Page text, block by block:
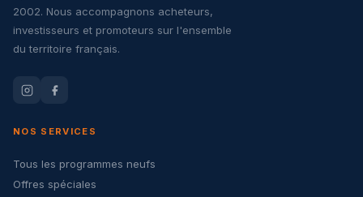
2002. Nous accompagnons acheteurs,
investisseurs et promoteurs sur l'ensemble
du territoire français.
NOS SERVICES
Tous les programmes neufs
Offres spéciales